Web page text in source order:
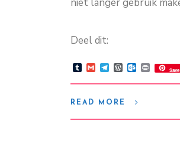
Deel dit:
TumblrGmailTelegram
WordPress
PrintSave
READ MORE